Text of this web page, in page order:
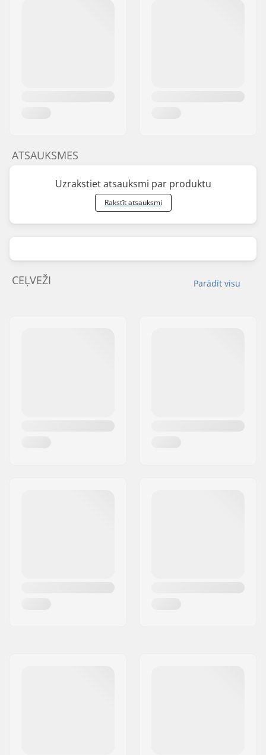
ATSAUKSMES
Uzrakstiet atsauksmi par produktu
Rakstīt atsauksmi
Parādīt visu
CEĻVEŽI